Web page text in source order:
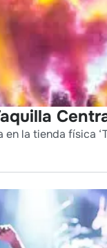
la tienda física